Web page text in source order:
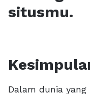
situsmu.
Dalam dunia